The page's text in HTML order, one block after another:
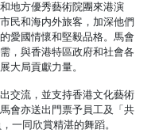
地方優秀藝術院團來港演
民和海内外旅客，加深他們
愛國情懷和堅毅品格。馬會
，與香港特區政府和社會各
大局貢獻力量。
交流，並支持香港文化藝術
會亦送出門票予員工及「共
一同欣賞精湛的舞蹈。